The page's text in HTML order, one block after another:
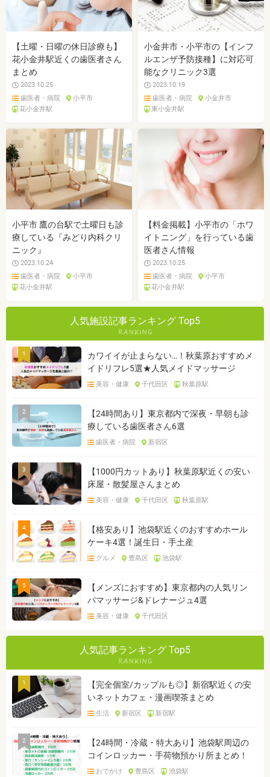
【土曜・日曜の休日診療も】
花小金井駅近くの歯医者さん
まとめ
2023.10.25
歯医者・病院
小平市
花小金井駅
小金井市・小平市の【インフ
ルエンザ予防接種】に対応可
能なクリニック3選
2023.10.19
歯医者・病院
小金井市
東小金井駅
小平市 鷹の台駅で土曜日も診
療している『みどり内科クリ
ニック』
2023.10.24
歯医者・病院
小平市
花小金井駅
【料金掲載】小平市の「ホワ
イトニング」を行っている歯
医者さん情報
2023.10.25
歯医者・病院
小平市
花小金井駅
人気施設記事ランキング Top5
1
カワイイが止まらない…！秋葉原おすすめメ
イドリフレ5選★人気メイドマッサージ
美容・健康 千代田区 秋葉原駅
2
【24時間あり】東京都内で深夜・早朝も診
療している歯医者さん6選
歯医者・病院 新宿区
3
【1000円カットあり】秋葉原駅近くの安い
床屋・散髪屋さんまとめ
美容・健康 千代田区 秋葉原駅
4
【格安あり】池袋駅近くのおすすめホール
ケーキ4選！誕生日・手土産
グルメ 豊島区 池袋駅
5
【メンズにおすすめ】東京都内の人気リン
パマッサージ&ドレナージュ4選
美容・健康 千代田区
人気記事ランキング Top5
1
【完全個室/カップルも◎】新宿駅近くの安
いネットカフェ・漫画喫茶まとめ
生活 新宿区 新宿駅
2
【24時間・冷蔵・特大あり】池袋駅周辺の
コインロッカー・手荷物預かり所まとめ！
おでかけ 豊島区 池袋駅